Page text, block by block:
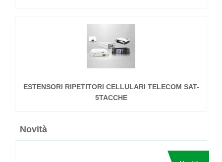
ESTENSORI RIPETITORI CELLULARI TELECOM SAT-
5TACCHE
Novità